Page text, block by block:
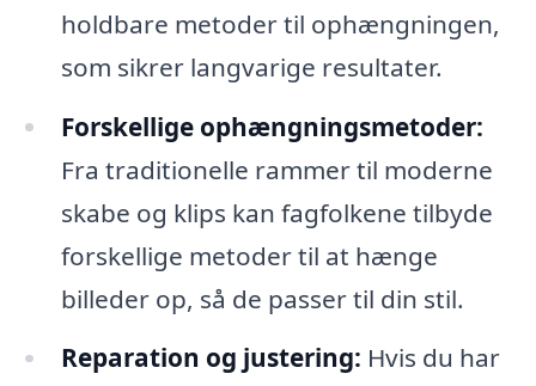
holdbare metoder til ophængningen,
som sikrer langvarige resultater.
Forskellige ophængningsmetoder:
Fra traditionelle rammer til moderne
skabe og klips kan fagfolkene tilbyde
forskellige metoder til at hænge
billeder op, så de passer til din stil.
Reparation og justering: Hvis du har